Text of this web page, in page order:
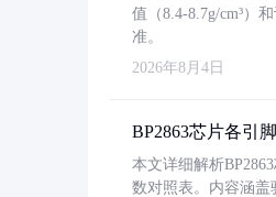
值（8.4-8.7g/cm³）
准。
2026年8月4日
BP2863芯片各引
本文详细解析
数对照表。内容涵盖